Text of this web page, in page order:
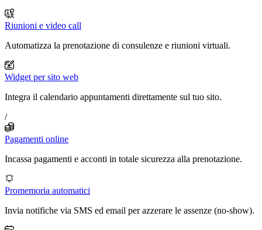
Riunioni e video call
Automatizza la prenotazione di consulenze e riunioni virtuali.
Widget per sito web
Integra il calendario appuntamenti direttamente sul tuo sito.
/
Pagamenti online
Incassa pagamenti e acconti in totale sicurezza alla prenotazione.
Promemoria automatici
Invia notifiche via SMS ed email per azzerare le assenze (no-show).